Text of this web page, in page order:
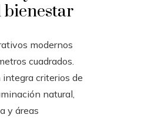
bienestar
modernos
cuadrados.
criterios de
natural,
y áreas